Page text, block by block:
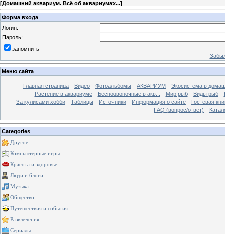
[Домашний аквариум. Всё об аквариумах...]
Форма входа
Логин:
Пароль:
запомнить
Меню сайта
Главная страница Видео Фотоальбомы АКВАРИУМ
Экосистема в
Растение в аквариуме
Беспозвоночные в акв... Мир рыб Виды рыб
За кулисами хобби
Таблицы Источники Информация о сайте
Гостевая
FAQ (вопрос/ответ)
Categories
Другое
Компьютерные игры
Красота и здоровье
Люди и блоги
Музыка
Общество
Путешествия и события
Развлечения
Сериалы